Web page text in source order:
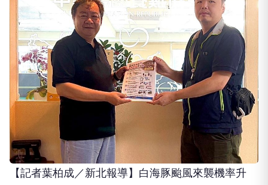
【記者葉柏成／新北報導】白海豚颱風來襲機率升